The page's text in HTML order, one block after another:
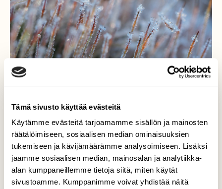
Tämä sivusto käyttää evästeitä
Käytämme evästeitä tarjoamamme sisällön ja mainosten
räätälöimiseen, sosiaalisen median ominaisuuksien
tukemiseen ja kävijämäärämme analysoimiseen. Lisäksi
jaamme sosiaalisen median, mainosalan ja analytiikka-
alan kumppaneillemme tietoja siitä, miten käytät
sivustoamme. Kumppanimme voivat yhdistää näitä
Aamulla varhain...
..pikku yöpakkasen jälkeen luonto on taas
erilainen.